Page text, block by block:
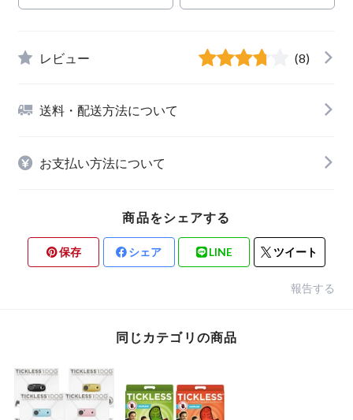
レビュー (8)
送料・配送方法について
お支払い方法について
商品をシェアする
保存 シェア LINE ツイート
報告する
同じカテゴリの商品